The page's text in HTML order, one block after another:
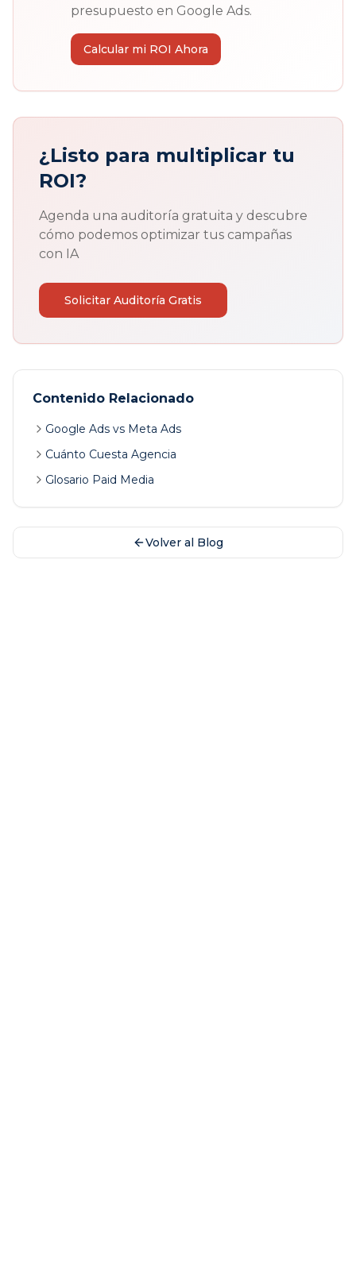
presupuesto en Google Ads.
Calcular mi ROI Ahora
¿Listo para multiplicar tu
ROI?
Agenda una auditoría gratuita y descubre
cómo podemos optimizar tus campañas
con IA
Solicitar Auditoría Gratis
Contenido Relacionado
Google Ads vs Meta Ads
Cuánto Cuesta Agencia
Glosario Paid Media
Volver al Blog